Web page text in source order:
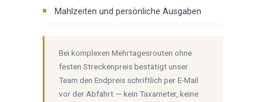
Mahlzeiten und persönliche Ausgaben
Bei komplexen Mehrtagesrouten ohne
festen Streckenpreis bestätigt unser
Team den Endpreis schriftlich per E-Mail
vor der Abfahrt — kein Taxameter, keine